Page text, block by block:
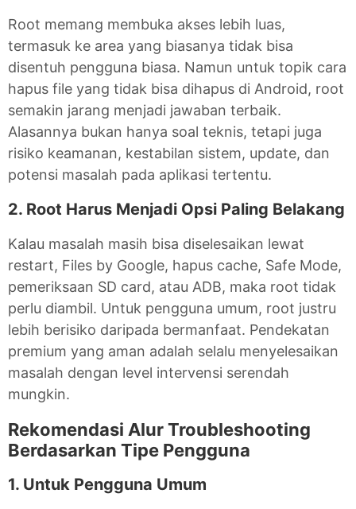
Root memang membuka akses lebih luas,
termasuk ke area yang biasanya tidak bisa
disentuh pengguna biasa. Namun untuk topik cara
hapus file yang tidak bisa dihapus di Android, root
semakin jarang menjadi jawaban terbaik.
Alasannya bukan hanya soal teknis, tetapi juga
risiko keamanan, kestabilan sistem, update, dan
potensi masalah pada aplikasi tertentu.
2. Root Harus Menjadi Opsi Paling Belakang
Kalau masalah masih bisa diselesaikan lewat
restart, Files by Google, hapus cache, Safe Mode,
pemeriksaan SD card, atau ADB, maka root tidak
perlu diambil. Untuk pengguna umum, root justru
lebih berisiko daripada bermanfaat. Pendekatan
premium yang aman adalah selalu menyelesaikan
masalah dengan level intervensi serendah
mungkin.
Rekomendasi Alur Troubleshooting
Berdasarkan Tipe Pengguna
1. Untuk Pengguna Umum